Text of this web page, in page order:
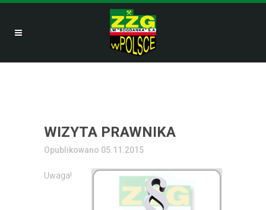
WIZYTA PRAWNIKA
Opublikowano 05.11.2015
Uwaga!